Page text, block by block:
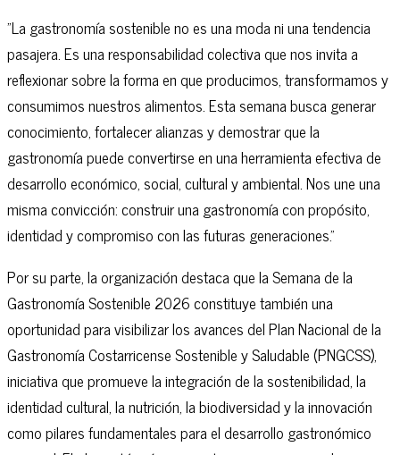
"La gastronomía sostenible no es una moda ni una tendencia
pasajera. Es una responsabilidad colectiva que nos invita a
reflexionar sobre la forma en que producimos, transformamos y
consumimos nuestros alimentos. Esta semana busca generar
conocimiento, fortalecer alianzas y demostrar que la
gastronomía puede convertirse en una herramienta efectiva de
desarrollo económico, social, cultural y ambiental. Nos une una
misma convicción: construir una gastronomía con propósito,
identidad y compromiso con las futuras generaciones."
Por su parte, la organización destaca que la Semana de la
Gastronomía Sostenible 2026 constituye también una
oportunidad para visibilizar los avances del Plan Nacional de la
Gastronomía Costarricense Sostenible y Saludable (PNGCSS),
iniciativa que promueve la integración de la sostenibilidad, la
identidad cultural, la nutrición, la biodiversidad y la innovación
como pilares fundamentales para el desarrollo gastronómico